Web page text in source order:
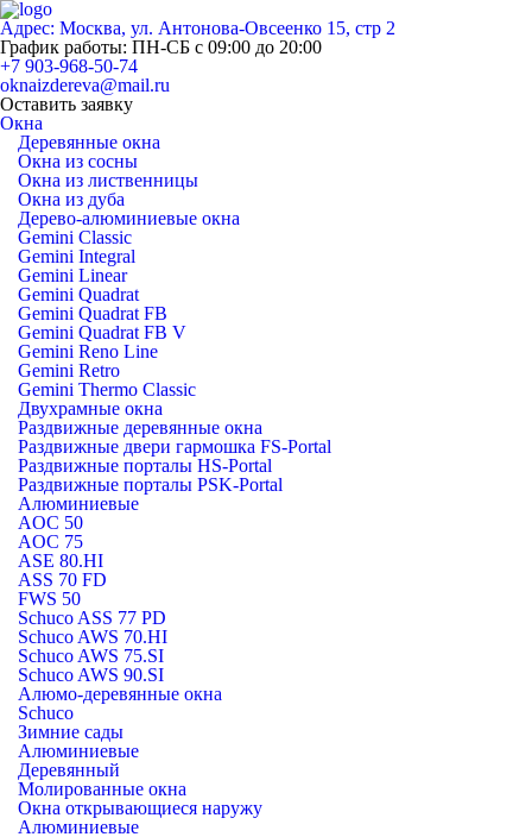
Адрес: Москва, ул. Антонова-Овсеенко 15, стр 2
График работы: ПН-СБ с 09:00 до 20:00
+7 903-968-50-74
oknaizdereva@mail.ru
Оставить заявку
Окна
Деревянные окна
Окна из сосны
Окна из лиственницы
Окна из дуба
Дерево-алюминиевые окна
Gemini Classic
Gemini Integral
Gemini Linear
Gemini Quadrat
Gemini Quadrat FB
Gemini Quadrat FB V
Gemini Reno Line
Gemini Retro
Gemini Thermo Classic
Двухрамные окна
Раздвижные деревянные окна
Раздвижные двери гармошка FS-Portal
Раздвижные порталы HS-Portal
Раздвижные порталы PSK-Portal
Алюминиевые
AOC 50
AOC 75
ASE 80.HI
ASS 70 FD
FWS 50
Schuco ASS 77 PD
Schuco AWS 70.HI
Schuco AWS 75.SI
Schuco AWS 90.SI
Алюмо-деревянные окна
Schuco
Зимние сады
Алюминиевые
Деревянный
Молированные окна
Окна открывающиеся наружу
Алюминиевые